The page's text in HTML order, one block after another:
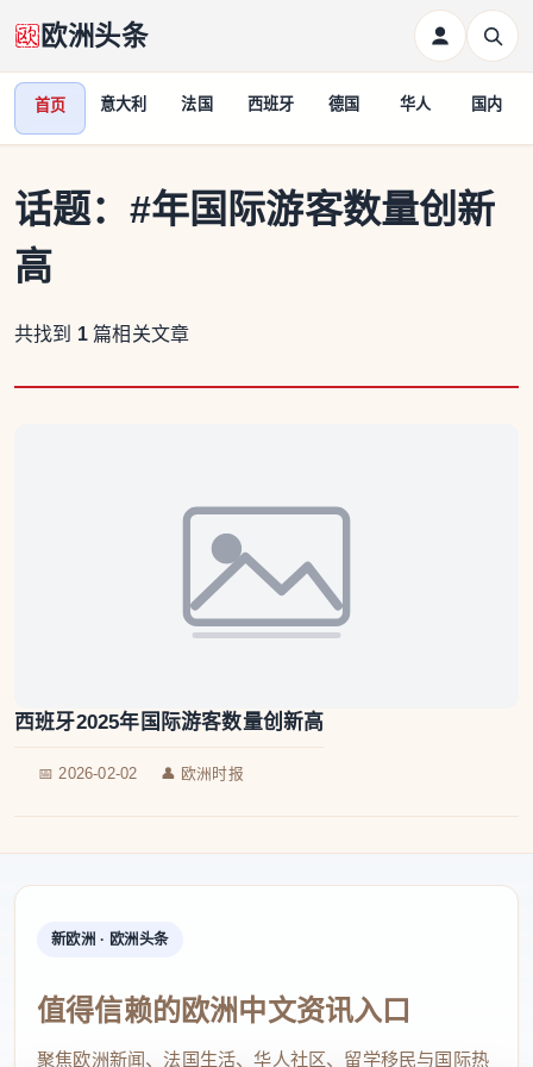
欧洲头条
首页 意大利 法国 西班牙 德国 华人 国内
话题： #年国际游客数量创新
高
共找到 1 篇相关文章
西班牙2025年国际游客数量创新高
📅 2026-02-02 👤 欧洲时报
新欧洲 · 欧洲头条
值得信赖的欧洲中文资讯入口
聚焦欧洲新闻、法国生活、华人社区、留学移民与国际热